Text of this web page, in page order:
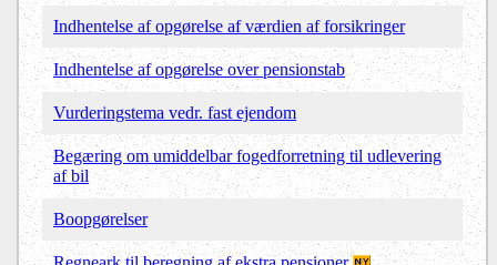
Indhentelse af opgørelse af værdien af forsikringer
Indhentelse af opgørelse over pensionstab
Vurderingstema vedr. fast ejendom
Begæring om umiddelbar fogedforretning til udlevering
af bil
Boopgørelser